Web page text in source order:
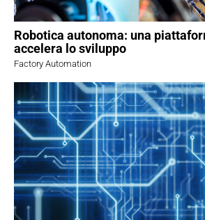
Robotica autonoma: una
accelera lo sviluppo
Factory Automation